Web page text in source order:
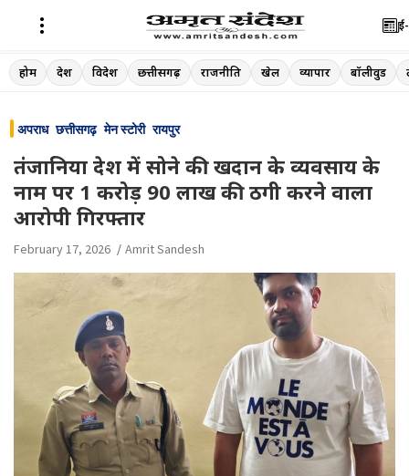
Skip
to
होम देश विदेश छत्तीसगढ़ राजनीति खेल व्यापार बॉलीवुड
अपराध छत्तीसगढ़ मेन स्टोरी रायपुर
तंजानिया देश में सोने की खदान के व्यवसाय के
नाम पर 1 करोड़ 90 लाख की ठगी करने वाला
आरोपी गिरफ्तार
February 17, 2026 Amrit Sandesh